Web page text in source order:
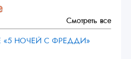
Смотреть все